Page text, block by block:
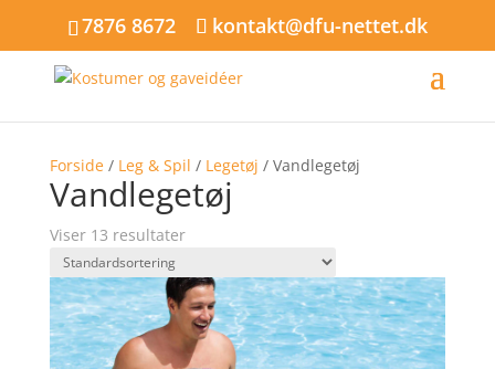
7876 8672 kontakt@dfu-nettet.dk
Forside/ Leg & Spil / Legetøj / Vandlegetøj
Vandlegetøj
Viser 13 resultater